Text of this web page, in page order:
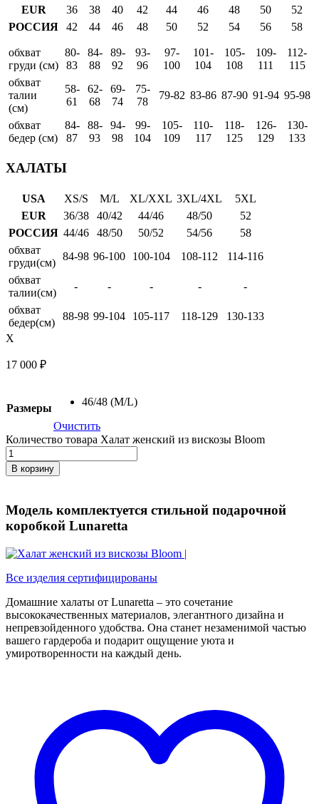
EUR 36 38 40 42 44 46 48 50
52
РОССИЯ
42 44 46 48 50 52 54 56 58
обхват
груди (см)
80-
83
84-
88
89-
92
93-
96
97-
100
101-
104
105-
108
109-
111
112-
115
обхват
талии
(см)
58-
61
62-
68
69-
74
75-
78
79-82 83-86 87-90 91-94 95-98
обхват
бедер (см)
84-
87
88-
93
94-
98
99-
104
105-
109
110-
117
118-
125
126-
129
130-
133
ХАЛАТЫ
USA XS/S M/L XL/XXL 3XL/4XL
5XL
EUR
36/38 40/42 44/46 48/50
52
РОССИЯ 44/46 48/50 50/52 54/56
58
обхват
груди(см)
84-98 96-100 100-104 108-112
114-116
обхват
талии(см)
- - - -
-
обхват
бедер(см)
88-98 99-104 105-117 118-129
130-133
X
17 000 ₽
Размеры
46/48 (M/L)
Очистить
Количество товара Халат женский из вискозы Bloom
В корзину
Модель комплектуется стильной подарочной
коробкой Lunaretta
Все изделия сертифицированы
Домашние халаты от Lunaretta – это сочетание
высококачественных материалов, элегантного дизайна и
непревзойденного удобства. Она станет незаменимой частью
вашего гардероба и подарит ощущение уюта и
умиротворенности на каждый день.